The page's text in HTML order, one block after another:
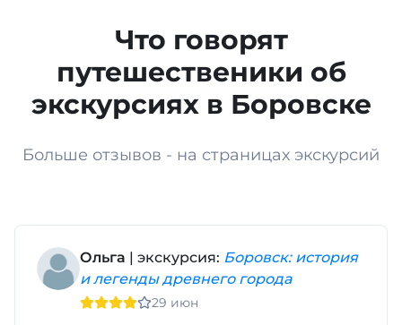
Что говорят
путешественики об
экскурсиях в Боровске
Больше отзывов - на страницах экскурсий
Ольга | экскурсия: Боровск: история
и легенды древнего города
29 июн